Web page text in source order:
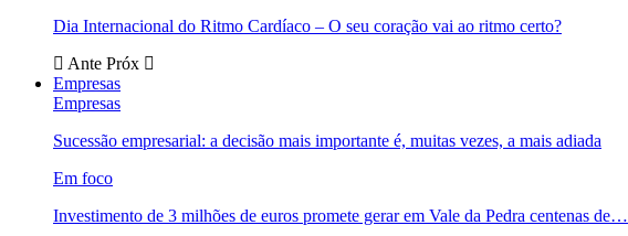
Dia Internacional do Ritmo Cardíaco – O seu coração vai ao ritmo certo?
Ante Próx
Empresas
Empresas
Sucessão empresarial: a decisão mais importante é, muitas vezes, a mais adiada
Em foco
Investimento de 3 milhões de euros promete gerar em Vale da Pedra centenas de…